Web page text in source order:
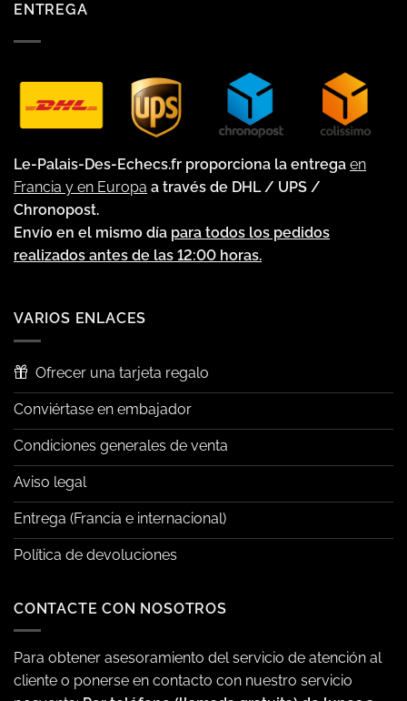
ENTREGA
Le-Palais-Des-Echecs.fr proporciona la entrega en
Francia y en Europa a través de DHL / UPS /
Chronopost.
Envío en el mismo día para todos los pedidos
realizados antes de las 12:00 horas.
VARIOS ENLACES
Ofrecer una tarjeta regalo
Conviértase en embajador
Condiciones generales de venta
Aviso legal
Entrega (Francia e internacional)
Política de devoluciones
CONTACTE CON NOSOTROS
Para obtener asesoramiento del servicio de atención al
cliente o ponerse en contacto con nuestro servicio